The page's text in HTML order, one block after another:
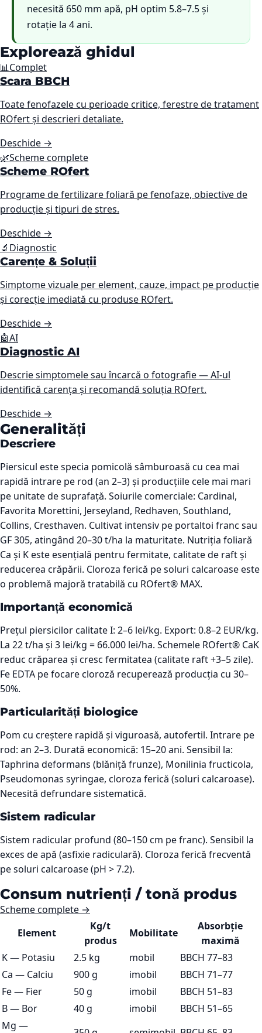
necesită 650 mm apă, pH optim 5.8–7.5 și
rotație la 4 ani.
Explorează ghidul
📊Complet
Scara BBCH
Toate fenofazele cu perioade critice, ferestre de tratament
ROfert și descrieri detaliate.
Deschide →
🌿Scheme complete
Scheme ROfert
Programe de fertilizare foliară pe fenofaze, obiective de
producție și tipuri de stres.
Deschide →
🔬 Diagnostic
Carențe & Soluții
Simptome vizuale per element, cauze, impact pe producție
și corecție imediată cu produse ROfert.
Deschide →
🤖AI
Diagnostic AI
Descrie simptomele sau încarcă o fotografie — AI-ul
identifică carența și recomandă soluția ROfert.
Deschide →
Generalități
Descriere
Piersicul este specia pomicolă sâmburoasă cu cea mai
rapidă intrare pe rod (an 2–3) și producțiile cele mai mari
pe unitate de suprafață. Soiurile comerciale: Cardinal,
Favorita Morettini, Jerseyland, Redhaven, Southland,
Collins, Cresthaven. Cultivat intensiv pe portaltoi franc sau
GF 305, atingând 20–30 t/ha la maturitate. Nutriția foliară
Ca și K este esențială pentru fermitate, calitate de raft și
reducerea crăpării. Cloroza ferică pe soluri calcaroase este
o problemă majoră tratabilă cu ROfert® MAX.
Importanță economică
Prețul piersicilor calitate I: 2–6 lei/kg. Export: 0.8–2 EUR/kg.
La 22 t/ha și 3 lei/kg = 66.000 lei/ha. Schemele ROfert® CaK
reduc crăparea și cresc fermitatea (calitate raft +3–5 zile).
Fe EDTA pe focare cloroză recuperează producția cu 30–
50%.
Particularități biologice
Pom cu creștere rapidă și viguroasă, autofertil. Intrare pe
rod: an 2–3. Durată economică: 15–20 ani. Sensibil la:
Taphrina deformans (blăniță frunze), Monilinia fructicola,
Pseudomonas syringae, cloroza ferică (soluri calcaroase).
Necesită defrundare sistematică.
Sistem radicular
Sistem radicular profund (80–150 cm pe franc). Sensibil la
exces de apă (asfixie radiculară). Cloroza ferică frecventă
pe soluri calcaroase (pH > 7.2).
Consum nutrienți / tonă produs
Scheme complete →
Element
Kg/t
produs
Mobilitate
Absorbție
maximă
K— Potasiu 2.5 kg mobil
BBCH 77–83
Ca — Calciu 900 g imobil
BBCH 71–77
Fe— Fier 50 g imobil
BBCH 51–83
B— Bor 40 g imobil
BBCH 51–65
Mg —